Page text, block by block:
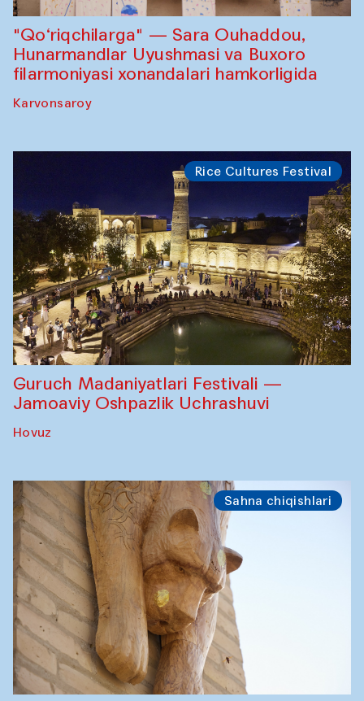
"Qo‘riqchilarga" — Sara Ouhaddou,
Hunarmandlar Uyushmasi va Buxoro
filarmoniyasi xonandalari hamkorligida
Karvonsaroy
Rice Cultures Festival
Guruch Madaniyatlari Festivali —
Jamoaviy Oshpazlik Uchrashuvi
Hovuz
Sahna chiqishlari